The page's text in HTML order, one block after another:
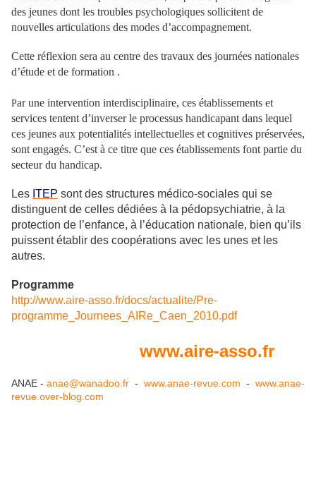
des jeunes dont les troubles psychologiques sollicitent de
nouvelles articulations des modes d’accompagnement.
Cette réflexion sera au centre des travaux des journées nationales
d’étude et de formation .
Par une intervention interdisciplinaire, ces établissements et
services tentent d’inverser le processus handicapant dans lequel
ces jeunes aux potentialités intellectuelles et cognitives préservées,
sont engagés. C’est à ce titre que ces établissements font partie du
secteur du handicap.
Les ITEP sont des structures médico-sociales qui se
distinguent de celles dédiées à la pédopsychiatrie, à la
protection de l’enfance, à l’éducation nationale, bien qu’ils
puissent établir des coopérations avec les unes et les
autres.
Programme
http://www.aire-asso.fr/docs/actualite/Pre-
programme_Journees_AIRe_Caen_2010.pdf
www.aire-asso.fr
ANAE - anae@wanadoo.fr - www.anae-revue.com - www.anae-
revue.over-blog.com